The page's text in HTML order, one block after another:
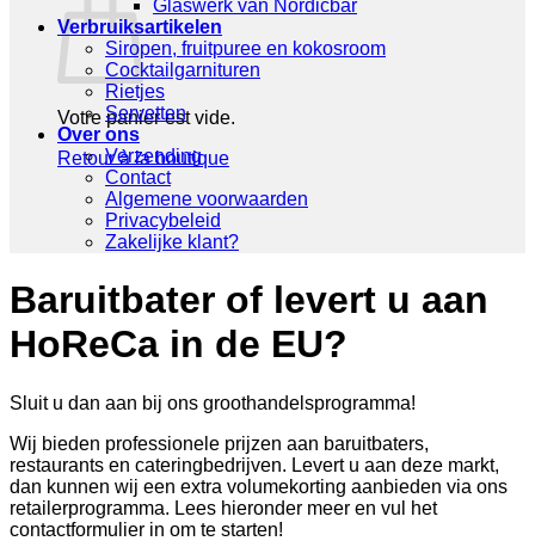
Votre panier est vide.
Retour à la boutique
Glaswerk van Nordicbar
Verbruiksartikelen
Siropen, fruitpuree en kokosroom
Cocktailgarnituren
Rietjes
Servetten
Over ons
Verzending
Contact
Algemene voorwaarden
Privacybeleid
Zakelijke klant?
Baruitbater of levert u aan
HoReCa in de EU?
Sluit u dan aan bij ons groothandelsprogramma!
Wij bieden professionele prijzen aan baruitbaters,
restaurants en cateringbedrijven. Levert u aan deze markt,
dan kunnen wij een extra volumekorting aanbieden via ons
retailerprogramma. Lees hieronder meer en vul het
contactformulier in om te starten!